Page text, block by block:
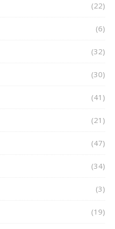
(22)
(6)
(32)
(30)
(41)
(21)
(47)
(34)
(3)
(19)